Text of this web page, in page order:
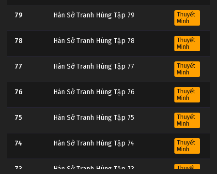
79 Hán Sở Tranh Hùng Tập 79
Thuyết
Minh
78 Hán Sở Tranh Hùng Tập 78
Thuyết
Minh
77 Hán Sở Tranh Hùng Tập 77
Thuyết
Minh
76 Hán Sở Tranh Hùng Tập 76
Thuyết
Minh
75 Hán Sở Tranh Hùng Tập 75
Thuyết
Minh
74 Hán Sở Tranh Hùng Tập 74
Thuyết
Minh
73 Hán Sở Tranh Hùng Tập 73
Thuyết